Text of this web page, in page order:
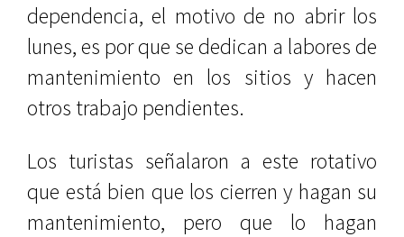
dependencia, el motivo de no abrir los
lunes, es por que se dedican a labores de
mantenimiento en los sitios y hacen
otros trabajo pendientes.
Los turistas señalaron a este rotativo
que está bien que los cierren y hagan su
mantenimiento, pero que lo hagan